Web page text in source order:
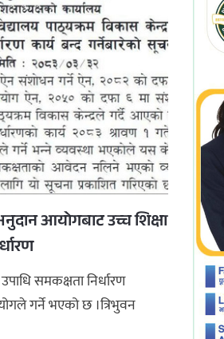
आयोगबाट उच्च शिक्षा
समकक्षता निर्धारण
गर्ने भएको छ ।त्रिभुवन